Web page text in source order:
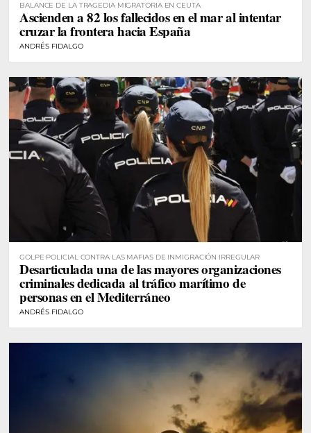
BALANCE DE LA TRAGEDIA MIGRATORIA EN CEUTA
Ascienden a 82 los fallecidos en el mar al intentar
cruzar la frontera hacia España
ANDRÉS FIDALGO
GOLPE POLICIAL CONTRA LAS MAFIAS DE INMIGRACIÓN IRREGULAR
Desarticulada una de las mayores organizaciones
criminales dedicada al tráfico marítimo de
personas en el Mediterráneo
ANDRÉS FIDALGO